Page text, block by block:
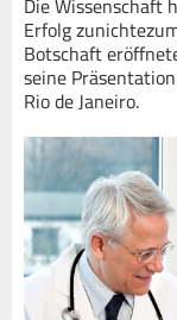
Erfolg
Botschaft
seine
Rio de Janeiro.